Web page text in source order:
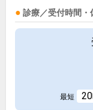
診療／受付時間・
最短 20